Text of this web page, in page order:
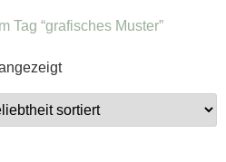
Tag “grafisches Muster”